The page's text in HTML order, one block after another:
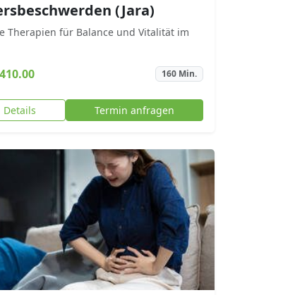
(Jara)
Therapien für Balance und Vitalität im
160 Min.
Details Termin anfragen